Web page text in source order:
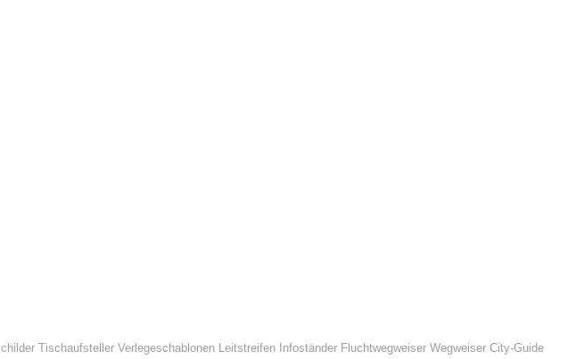
Tischaufsteller Verlegeschablonen Leitstreifen Infoständer Fluchtwegweiser Wegweiser City-Guide